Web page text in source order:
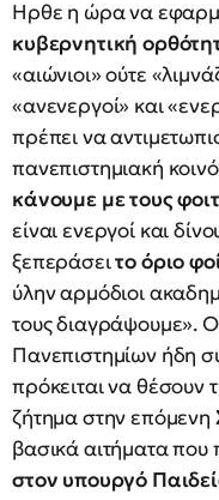
Ηρθε η ώρα να
κυβερνητική
«αιώνιοι» ούτε
«ανενεργοί» και
πρέπει να
πανεπιστημιακή
κάνουμε με τους
είναι ενεργοί και
ξεπεράσειτο όριο
ύλην αρμόδιοι
τους διαγράψουμε».
Πανεπιστημίων ήδη
πρόκειται να θέσουν
ζήτημα στην επόμενη
βασικά αιτήματα που
στον υπουργό